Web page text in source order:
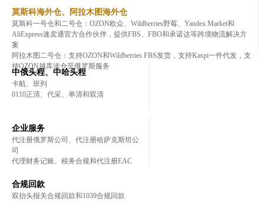
莫斯科海外仓、阿拉木图海外仓
莫斯科一号仓和二号仓：OZON欧众、Wildberries野莓、Yandex Market和
AliExpress速卖通官方合作伙伴，提供FBS、FBO和承诺达等跨境物流解决方
案
阿拉木图二号仓：支持OZON和Wildberries FBS发货，支持Kaspi一件代发，支
持OZON越库送仓至俄罗斯服务
中俄头程、中哈头程
卡航、班列
0110正清、代采、单清和双清
企业服务
代注册俄罗斯公司、代注册哈萨克斯坦公
司
代理财务记账、税务合规和代注册EAC
合规回款
双抬头报关合规回款和1039合规回款
登录
登录